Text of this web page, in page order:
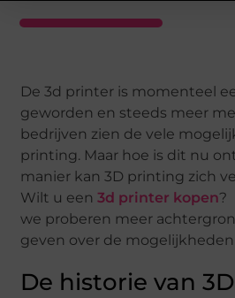
De 3d printer is momenteel
geworden en steeds meer
bedrijven zien de vele
printing. Maar hoe is dit nu
manier kan 3D printing zich
Wilt u een3d printer kopen?
we proberen meer
geven over de
De historie van